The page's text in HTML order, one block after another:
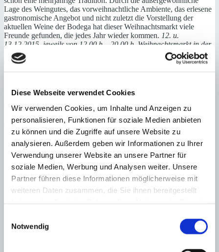
Diese Webseite verwendet Cookies
Wir verwenden Cookies, um Inhalte und Anzeigen zu
personalisieren, Funktionen für soziale Medien anbieten
zu können und die Zugriffe auf unsere Website zu
analysieren. Außerdem geben wir Informationen zu Ihrer
Verwendung unserer Website an unsere Partner für
soziale Medien, Werbung und Analysen weiter. Unsere
Partner führen diese Informationen möglicherweise mit
weiteren Daten zusammen, die Sie ihnen bereitgestellt
Notwendig
Lage des Weingutes, das vorweihnachtliche Ambiente, das erlesene
gastronomische Angebot und nicht zuletzt die Vorstellung der
aktuellen Weine der Bodega hat dieser Weihnachtsmarkt viele
Freunde gefunden, die jedes Jahr wieder kommen. 12. u.
13.12.2015, jeweils von 12.00 h – 20.00 h, Weihnachtsmarkt in der
Bodega Castell Miquel, Carretera Alaro-Loseta, km 8,7, Tel. 971
510 669,
Nachrichten 24. November 20155. Dezember 2017
Walter Breidenbach
3 Kommentare zu “Weihnachtsmärkte auf Mallorca”
Wolfgang Hammerstein schreibt:
25. November 2015
Bei den Vorbereitungen für meine Weihnachtsreise nach
Mallorca hatte ich im Netz vergeblich nach einer Liste der
Weihnachtsmärkte auf Mallorca und deren Öffnungszeiten
gesucht – bis ich endlich auf Ihren BLOG stieß. Danke.
Übrigens: ein höchst interessanter BLOG. Ich werde Sie jetzt
Antworten